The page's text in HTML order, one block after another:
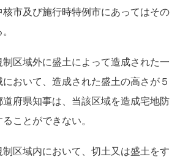
市及び施行時特例市にあってはその
制区域外に盛土によって造成された一
おいて、造成された盛土の高さが５
道府県知事は、当該区域を造成宅地防
ことができない。
制区域内において、切土又は盛土をす